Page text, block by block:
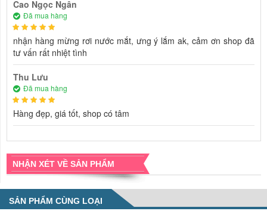
Cao Ngọc Ngân
Đã mua hàng
nhận hàng mừng rơi nước mắt, ưng ý lắm ak, cảm ơn shop đã
tư vấn rất nhiệt tình
Thu Lưu
Đã mua hàng
Hàng đẹp, giá tốt, shop có tâm
NHẬN XÉT VỀ SẢN PHẨM
SẢN PHẨM CÙNG LOẠI